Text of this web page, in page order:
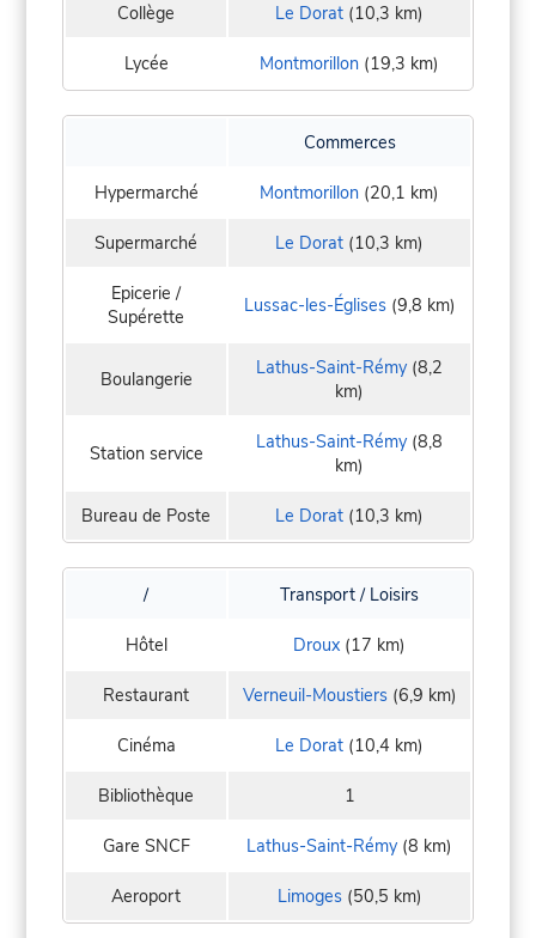
Collège Le Dorat (10,3 km)
Lycée Montmorillon (19,3 km)
Commerces
Hypermarché Montmorillon (20,1 km)
Supermarché Le Dorat (10,3 km)
Epicerie /
Supérette
Lussac-les-Églises(9,8 km)
Boulangerie Lathus-Saint-Rémy (8,2
km)
Station service Lathus-Saint-Rémy (8,8
km)
Bureau de Poste Le Dorat (10,3 km)
/ Transport / Loisirs
Hôtel Droux (17 km)
Restaurant Verneuil-Moustiers(6,9 km)
Cinéma Le Dorat (10,4 km)
Bibliothèque 1
Gare SNCF Lathus-Saint-Rémy (8 km)
Aeroport Limoges(50,5 km)